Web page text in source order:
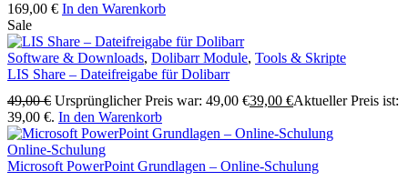
169,00 € In den Warenkorb
Sale
Software & Downloads, Dolibarr Module, Tools & Skripte
LIS Share – Dateifreigabe für Dolibarr
49,00€ Ursprünglicher Preis war: 49,00 €39,00 €Aktueller Preis ist:
39,00 €. In den Warenkorb
Online-Schulung
Microsoft PowerPoint Grundlagen – Online-Schulung